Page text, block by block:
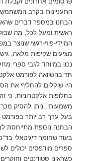
התעניינות בקרב
הבחנו במספר דברים
ראשית ומעל לכל, מה
המיידי-פיזי-רגשי
מציעים שקיפות מלאה,
נכון במיוחד לגבי ספרי
חד בהשוואה לפורמט
היו שוקלים להחליף את
בחלופות אלקטרוניות, כי
משמעותי. ניתן להסיק
בעל ערך רב יותר
הבחנה נוספת מתייחסת
בעוד שחומר דיגיטאלי
ספרים מודפסים יכולים
כשראינו סטודנטים